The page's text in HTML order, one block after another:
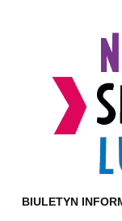
BIULETYN